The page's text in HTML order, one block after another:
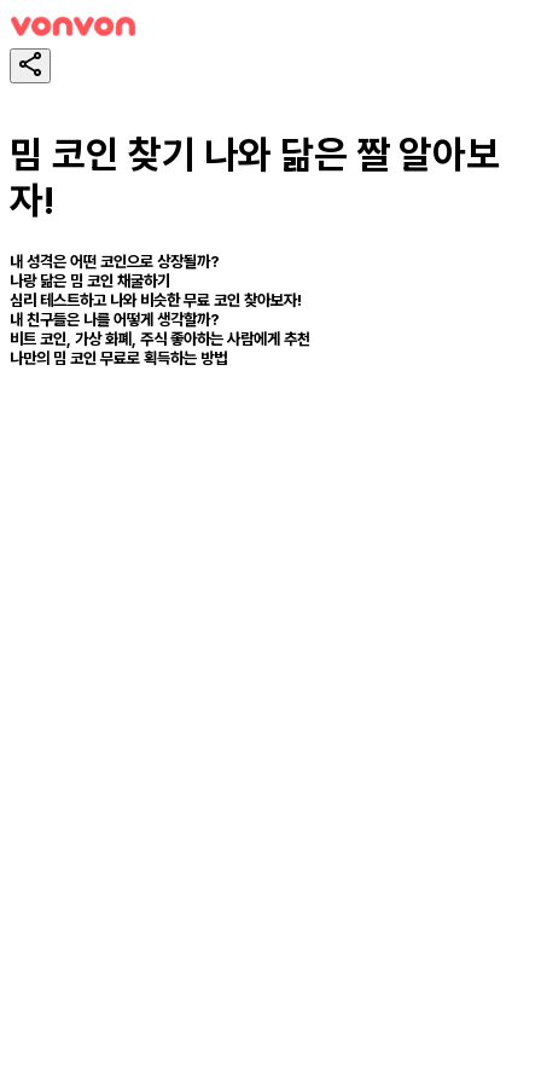
밈 코인 찾기 나와 닮은 짤 알아보
자!
내 성격은 어떤 코인으로 상장될까?
나랑 닮은 밈 코인 채굴하기
심리 테스트하고 나와 비슷한 무료 코인 찾아보자!
내 친구들은 나를 어떻게 생각할까?
비트 코인, 가상 화폐, 주식 좋아하는 사람에게 추천
나만의 밈 코인 무료로 획득하는 방법